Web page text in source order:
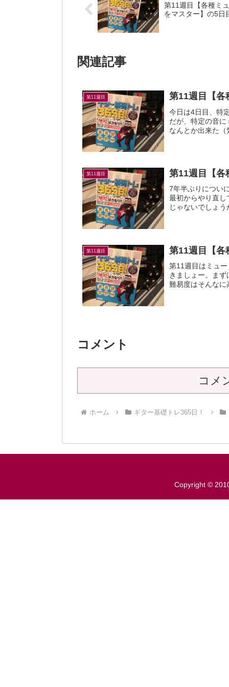
第11週目【各種ミ
をマスター】の5日
関連記事
第11週目 第11週目【各
今日は4日目、特
だが、特定の音
なんとか出来た
第11週目 第11週目【各
7年半ぶりについ
最初からやり直
じゃないでしょ
第11週目 第11週目【各
第11週目はミュ
きましょー。ま
難易度はそんな
コメント
コメ
ホーム ギター基礎トレ365日！
Copyright ©